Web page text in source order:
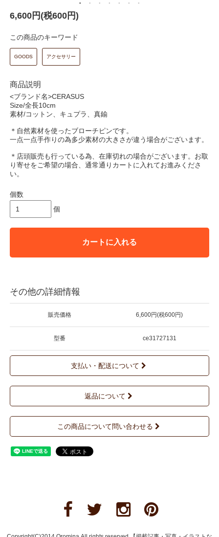
6,600円(税600円)
この商品のキーワード
GOODS アクセサリー
商品説明
<ブランド名>CERASUS
Size/全長10cm
素材/コットン、キュプラ、真鍮
＊自然素材を使ったブローチピンです。
一点一点手作りの為多少素材の大きさが違う場合がございます。
＊店頭販売も行っている為、在庫切れの場合がございます。 お取
り寄せをご希望の場合、通常通りカートに入れてお進みくださ
い。
個数
個
カートに入れる
その他の詳細情報
販売価格 6,600円(税600円)
型番 ce31727131
支払い・配送について
返品について
この商品について問い合わせる